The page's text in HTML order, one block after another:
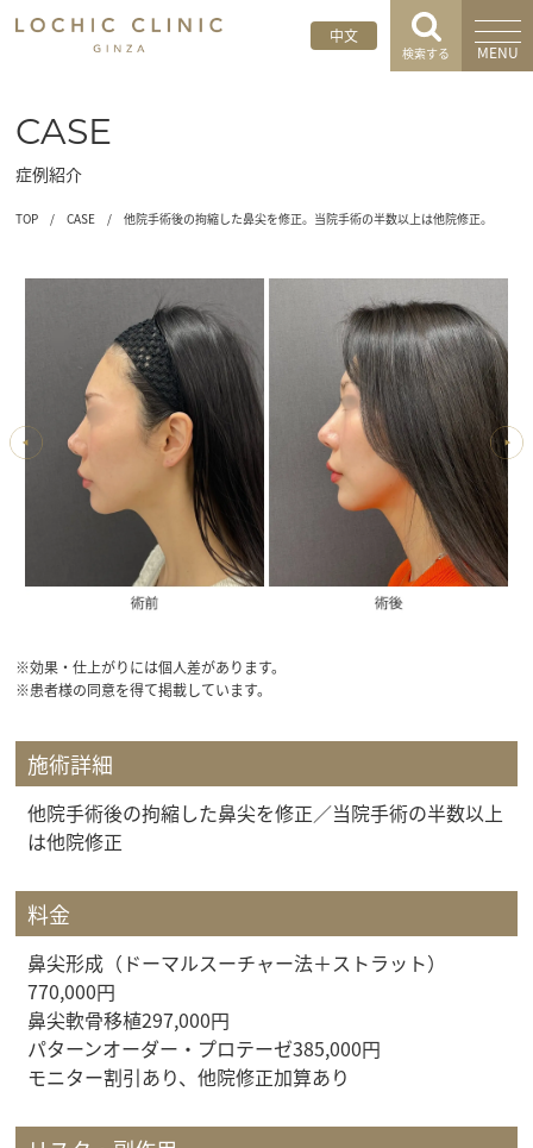
中文
検索する MENU
CASE
症例紹介
TOP / CASE / 他院手術後の拘縮した鼻尖を修正。当院手術の半数以上は他院修正。
※効果・仕上がりには個人差があります。
※患者様の同意を得て掲載しています。
施術詳細
他院手術後の拘縮した鼻尖を修正／当院手術の半数以上
は他院修正
料金
鼻尖形成（ドーマルスーチャー法＋ストラット）
770,000円
鼻尖軟骨移植297,000円
パターンオーダー・プロテーゼ385,000円
モニター割引あり、他院修正加算あり